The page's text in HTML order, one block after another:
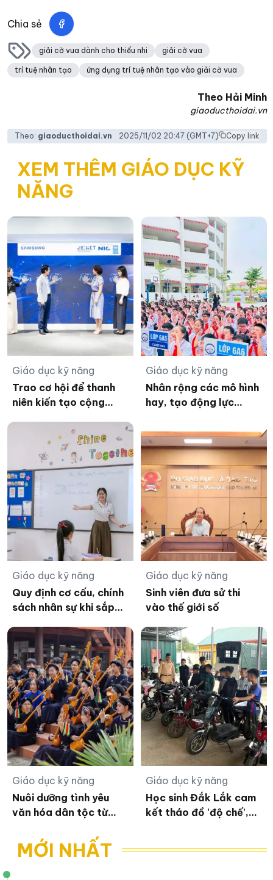
Chia sẻ
giải cờ vua dành cho thiếu nhi giải cờ vua
trí tuệ nhân tạo ứng dụng trí tuệ nhân tạo vào giải cờ vua
Theo Hải Minh
giaoducthoidai.vn
Theo: giaoducthoidai.vn 2025/11/02 20:47(GMT+7) Copy link
XEM THÊM GIÁO DỤC KỸ
NĂNG
Giáo dục kỹ năng
Trao cơ hội để thanh
niên kiến tạo cộng
Giáo dục kỹ năng
Nhân rộng các mô hình
hay, tạo động lực
đường
Giáo dục kỹ năng
Quy định cơ cấu, chính
sách nhân sự khi sắp
công lập
Giáo dục kỹ năng
Sinh viên đưa sử thi
vào thế giới số
Giáo dục kỹ năng
Nuôi dưỡng tình yêu
văn hóa dân tộc từ
Giáo dục kỹ năng
Học sinh Đắk Lắk cam
kết tháo đồ 'độ chế',
MỚI NHẤT